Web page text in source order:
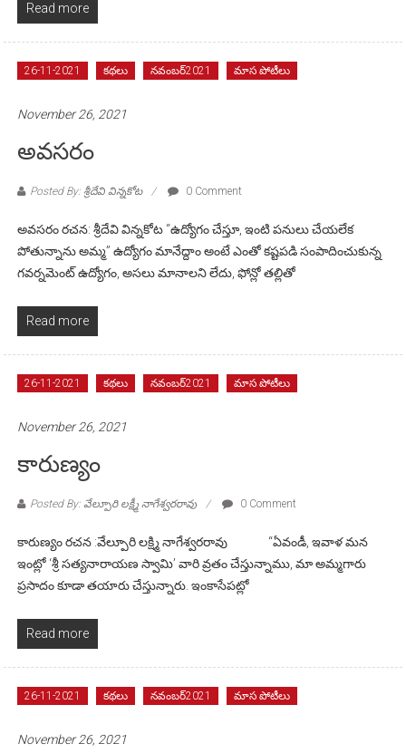
Read more
26-11-2021 కథలు నవంబర్2021 మాస పోటీలు
November 26, 2021
అవసరం
Posted By: శ్రీదేవి విన్నకోట 0 Comment
అవసరం రచన: శ్రీదేవి విన్నకోట “ఉద్యోగం చేస్తూ, ఇంటి పనులు చేయలేక
పోతున్నాను అమ్మ” ఉద్యోగం మానేద్దాం అంటే ఎంతో కష్టపడి సంపాదించుకున్న
గవర్నమెంట్ ఉద్యోగం, అసలు మానాలని లేదు, ఫోన్లో తల్లితో
Read more
26-11-2021 కథలు నవంబర్2021 మాస పోటీలు
November 26, 2021
కారుణ్యం
Posted By: వేల్పూరి లక్ష్మీ నాగేశ్వరరావు 0 Comment
కారుణ్యం రచన :వేల్పూరి లక్ష్మి నాగేశ్వరరావు “ఏవండీ, ఇవాళ మన
ఇంట్లో ‘శ్రీ సత్యనారాయణ స్వామి’ వారి వ్రతం చేస్తున్నాము, మా అమ్మగారు
ప్రసాదం కూడా తయారు చేస్తున్నారు. ఇంకాసేపట్లో
Read more
26-11-2021 కథలు నవంబర్2021 మాస పోటీలు
November 26, 2021